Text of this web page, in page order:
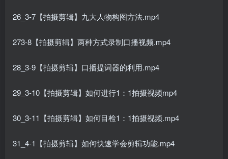
26_3-7【拍摄剪辑】九大人物构图方法.mp4
273-8【拍摄剪辑】两种方式录制口播视频.mp4
28_3-9【拍摄剪辑】口播提词器的利用.mp4
29_3-10【拍摄剪辑】如何进行1：1拍摄视频mp4
30_3-11【拍摄剪辑】如何目检1：1拍摄视频.mp4
31_4-1【拍摄剪辑】如何快速学会剪辑功能.mp4